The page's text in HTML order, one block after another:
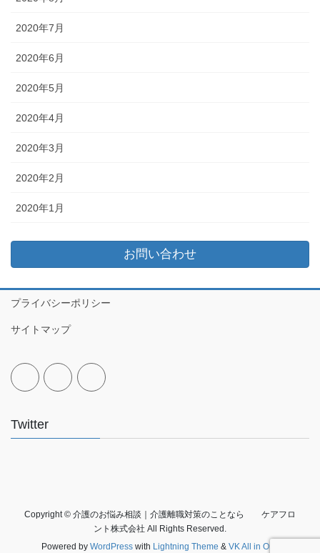
2020年7月
2020年6月
2020年5月
2020年4月
2020年3月
2020年2月
2020年1月
お問い合わせ
プライバシーポリシー
サイトマップ
Twitter
Copyright © 介護のお悩み相談｜介護離職対策のことなら ケアフロ
ント株式会社 All Rights Reserved.
Powered by WordPresswith Lightning Theme & VK All in One